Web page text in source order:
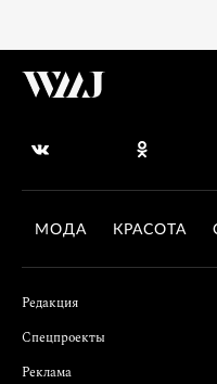
МОДА КРАСОТА
Редакция
Спецпроекты
Реклама